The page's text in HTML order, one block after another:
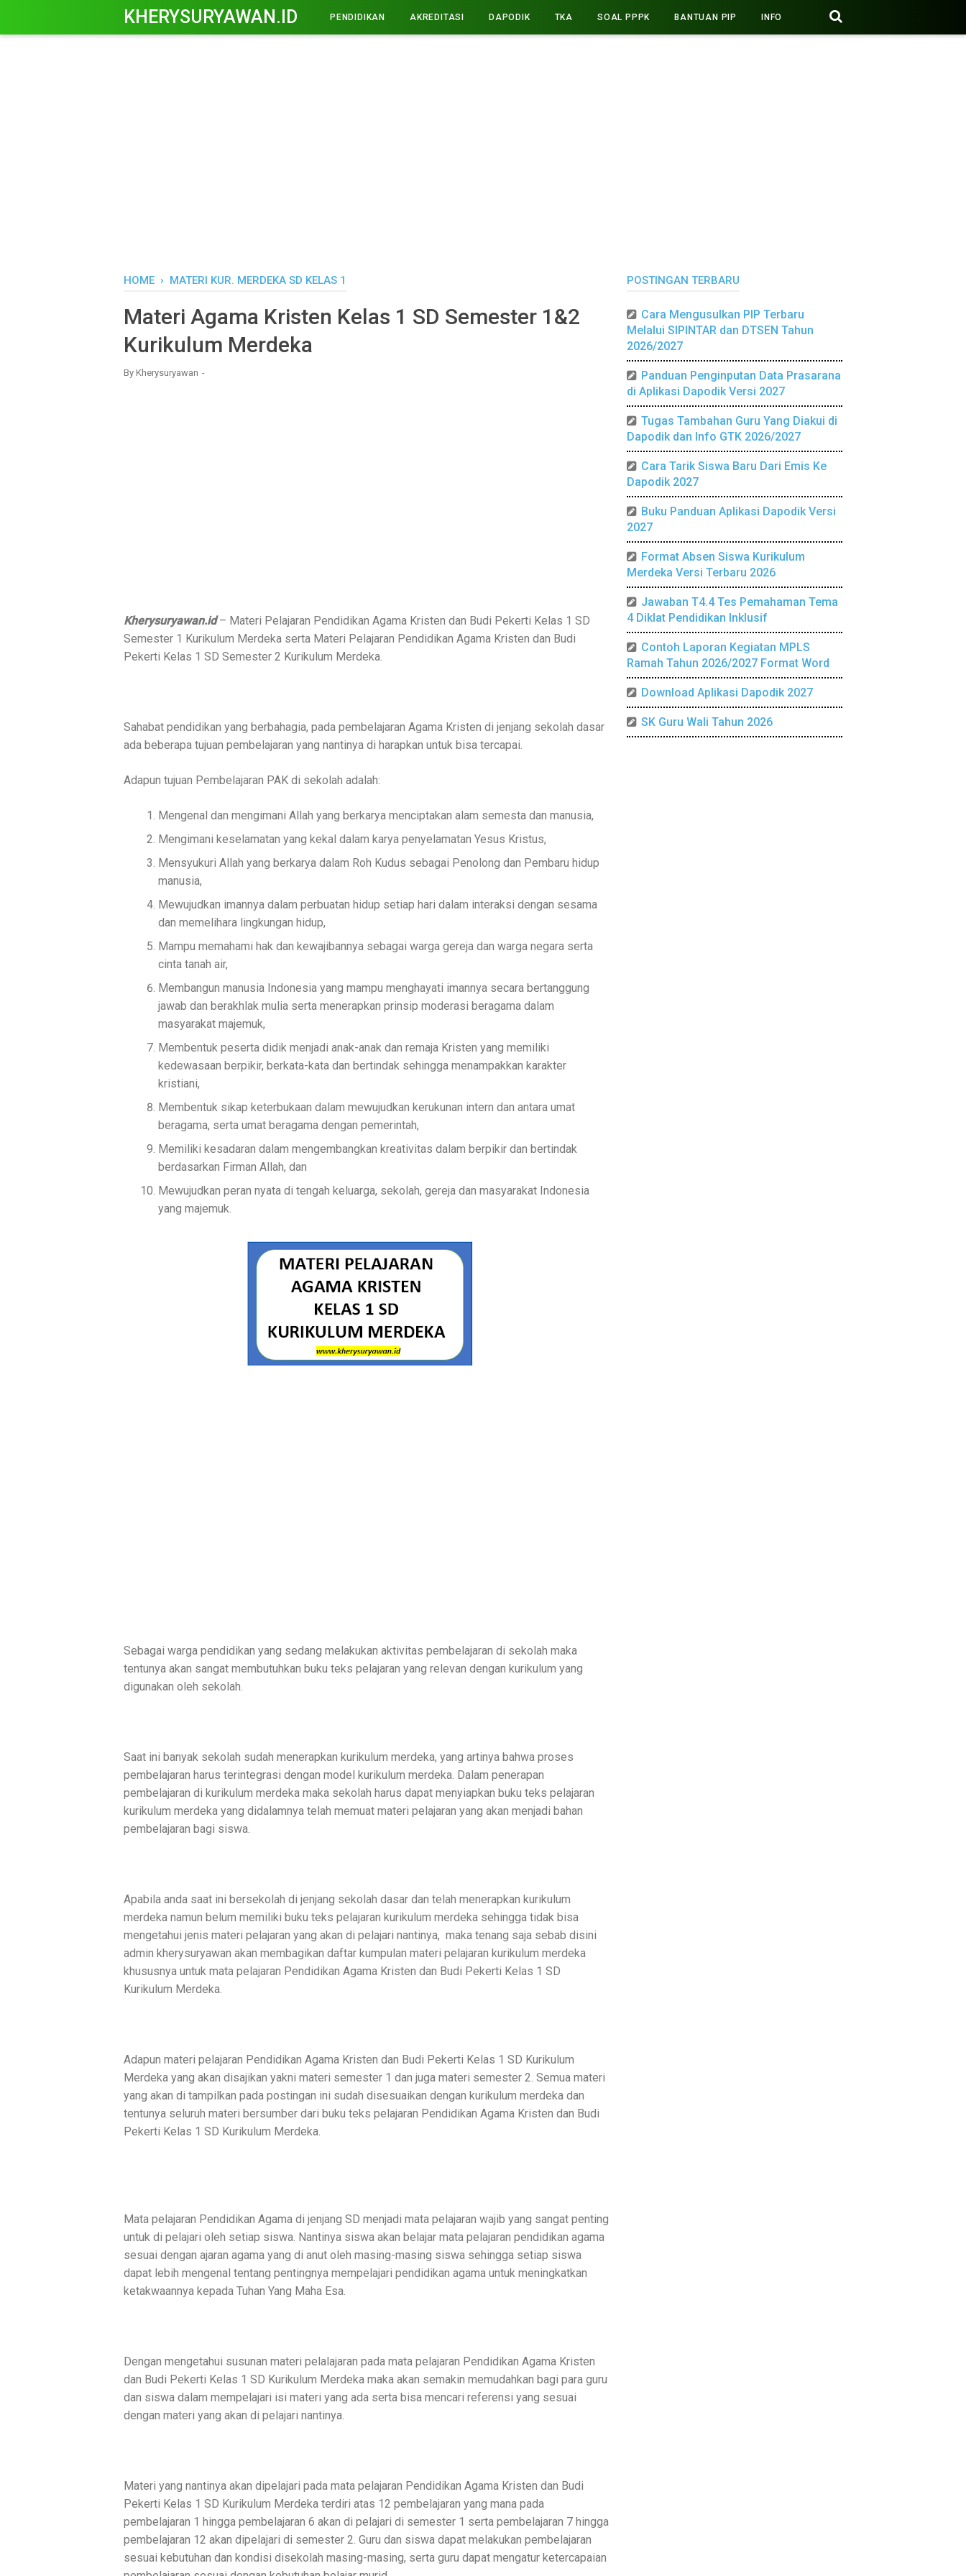
KHERYSURYAWAN.ID PENDIDIKAN AKREDITASI DAPODIK TKA SOAL PPPK BANTUAN PIP INFO
HOME › MATERI KUR. MERDEKA SD KELAS 1
Materi Agama Kristen Kelas 1 SD Semester 1&2
Kurikulum Merdeka
By Kherysuryawan
Kherysuryawan.id– Materi Pelajaran Pendidikan Agama Kristen dan Budi Pekerti Kelas 1 SD
Semester 1 Kurikulum Merdeka serta Materi Pelajaran Pendidikan Agama Kristen dan Budi
Pekerti Kelas 1 SD Semester 2 Kurikulum Merdeka.
Sahabat pendidikan yang berbahagia, pada pembelajaran Agama Kristen di jenjang sekolah dasar
ada beberapa tujuan pembelajaran yang nantinya di harapkan untuk bisa tercapai.
Adapun tujuan Pembelajaran PAK di sekolah adalah:
Mengenal dan mengimani Allah yang berkarya menciptakan alam semesta dan manusia,
Mengimani keselamatan yang kekal dalam karya penyelamatan Yesus Kristus,
Mensyukuri Allah yang berkarya dalam Roh Kudus sebagai Penolong dan Pembaru hidup
manusia,
Mewujudkan imannya dalam perbuatan hidup setiap hari dalam interaksi dengan sesama
dan memelihara lingkungan hidup,
Mampu memahami hak dan kewajibannya sebagai warga gereja dan warga negara serta
cinta tanah air,
Membangun manusia Indonesia yang mampu menghayati imannya secara bertanggung
jawab dan berakhlak mulia serta menerapkan prinsip moderasi beragama dalam
masyarakat majemuk,
Membentuk peserta didik menjadi anak-anak dan remaja Kristen yang memiliki
kedewasaan berpikir, berkata-kata dan bertindak sehingga menampakkan karakter
kristiani,
Membentuk sikap keterbukaan dalam mewujudkan kerukunan intern dan antara umat
beragama, serta umat beragama dengan pemerintah,
Memiliki kesadaran dalam mengembangkan kreativitas dalam berpikir dan bertindak
berdasarkan Firman Allah, dan
Mewujudkan peran nyata di tengah keluarga, sekolah, gereja dan masyarakat Indonesia
yang majemuk.
Sebagai warga pendidikan yang sedang melakukan aktivitas pembelajaran di sekolah maka
tentunya akan sangat membutuhkan buku teks pelajaran yang relevan dengan kurikulum yang
digunakan oleh sekolah.
Saat ini banyak sekolah sudah menerapkan kurikulum merdeka, yang artinya bahwa proses
pembelajaran harus terintegrasi dengan model kurikulum merdeka. Dalam penerapan
pembelajaran di kurikulum merdeka maka sekolah harus dapat menyiapkan buku teks pelajaran
kurikulum merdeka yang didalamnya telah memuat materi pelajaran yang akan menjadi bahan
pembelajaran bagi siswa.
Apabila anda saat ini bersekolah di jenjang sekolah dasar dan telah menerapkan kurikulum
merdeka namun belum memiliki buku teks pelajaran kurikulum merdeka sehingga tidak bisa
mengetahui jenis materi pelajaran yang akan di pelajari nantinya, maka tenang saja sebab disini
admin kherysuryawan akan membagikan daftar kumpulan materi pelajaran kurikulum merdeka
khususnya untuk mata pelajaran Pendidikan Agama Kristen dan Budi Pekerti Kelas 1 SD
Kurikulum Merdeka.
Adapun materi pelajaran Pendidikan Agama Kristen dan Budi Pekerti Kelas 1 SD Kurikulum
Merdeka yang akan disajikan yakni materi semester 1 dan juga materi semester 2. Semua materi
yang akan di tampilkan pada postingan ini sudah disesuaikan dengan kurikulum merdeka dan
tentunya seluruh materi bersumber dari buku teks pelajaran Pendidikan Agama Kristen dan Budi
Pekerti Kelas 1 SD Kurikulum Merdeka.
Mata pelajaran Pendidikan Agama di jenjang SD menjadi mata pelajaran wajib yang sangat penting
untuk di pelajari oleh setiap siswa. Nantinya siswa akan belajar mata pelajaran pendidikan agama
sesuai dengan ajaran agama yang di anut oleh masing-masing siswa sehingga setiap siswa
dapat lebih mengenal tentang pentingnya mempelajari pendidikan agama untuk meningkatkan
ketakwaannya kepada Tuhan Yang Maha Esa.
Dengan mengetahui susunan materi pelalajaran pada mata pelajaran Pendidikan Agama Kristen
dan Budi Pekerti Kelas 1 SD Kurikulum Merdeka maka akan semakin memudahkan bagi para guru
dan siswa dalam mempelajari isi materi yang ada serta bisa mencari referensi yang sesuai
dengan materi yang akan di pelajari nantinya.
Materi yang nantinya akan dipelajari pada mata pelajaran Pendidikan Agama Kristen dan Budi
Pekerti Kelas 1 SD Kurikulum Merdeka terdiri atas 12 pembelajaran yang mana pada
pembelajaran 1 hingga pembelajaran 6 akan di pelajari di semester 1 serta pembelajaran 7 hingga
pembelajaran 12 akan dipelajari di semester 2. Guru dan siswa dapat melakukan pembelajaran
sesuai kebutuhan dan kondisi disekolah masing-masing, serta guru dapat mengatur ketercapaian
POSTINGAN TERBARU
Cara Mengusulkan PIP Terbaru
Melalui SIPINTAR dan DTSEN Tahun
2026/2027
Panduan Penginputan Data Prasarana
di Aplikasi Dapodik Versi 2027
Tugas Tambahan Guru Yang Diakui di
Dapodik dan Info GTK 2026/2027
Cara Tarik Siswa Baru Dari Emis Ke
Dapodik 2027
Buku Panduan Aplikasi Dapodik Versi
2027
Format Absen Siswa Kurikulum
Merdeka Versi Terbaru 2026
Jawaban T4.4 Tes Pemahaman Tema
4 Diklat Pendidikan Inklusif
Contoh Laporan Kegiatan MPLS
Ramah Tahun 2026/2027 Format Word
Download Aplikasi Dapodik 2027
SK Guru Wali Tahun 2026